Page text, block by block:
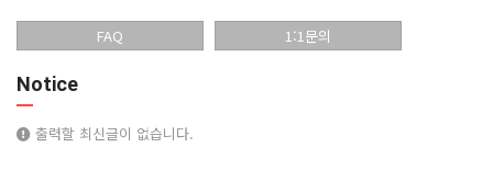
FAQ 1:1문의
Notice
출력할 최신글이 없습니다.